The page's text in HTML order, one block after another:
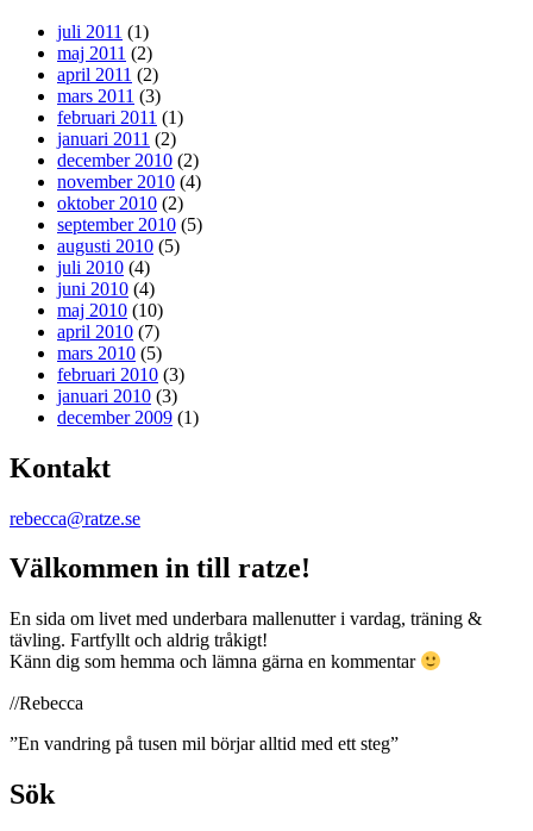
juli 2011 (1)
maj 2011 (2)
april 2011 (2)
mars 2011 (3)
februari 2011 (1)
januari 2011 (2)
december 2010 (2)
november 2010 (4)
oktober 2010 (2)
september 2010 (5)
augusti 2010 (5)
juli 2010 (4)
juni 2010 (4)
maj 2010 (10)
april 2010 (7)
mars 2010 (5)
februari 2010 (3)
januari 2010 (3)
december 2009 (1)
Kontakt
rebecca@ratze.se
Välkommen in till ratze!
En sida om livet med underbara mallenutter i vardag, träning &
tävling. Fartfyllt och aldrig tråkigt!
Känn dig som hemma och lämna gärna en kommentar
//Rebecca
”En vandring på tusen mil börjar alltid med ett steg”
Sök